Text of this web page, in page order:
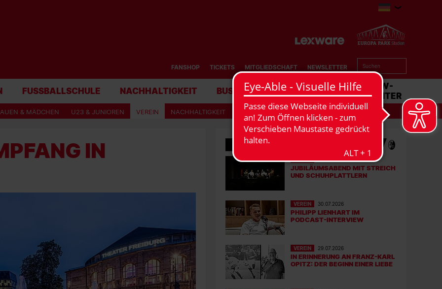
FANSHOP TICKETS MITGLIEDSCHAFT NEWSLETTER
FUSSBALLSCHULE NACHHALTIGKEIT BUSINESS STADION MATCHCENTER
& MÄDCHEN U23 & JUNIOREN VEREIN NACHHALTIGKEIT
IN
VEREIN 31.07.2026
JUBILÄUMSABEND MIT STREICH
UND SCHUHPLATTLERN
VEREIN 30.07.2026
PHILIPP LIENHART IM
PODCAST-INTERVIEW
VEREIN 29.07.2026
IN ERINNERUNG AN FRANZ-KARL
OPITZ: DER BEGINN EINER LIEBE